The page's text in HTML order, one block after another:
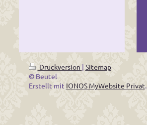
Druckversion | Sitemap
© Beutel
Erstellt mit IONOS MyWebsite Privat.